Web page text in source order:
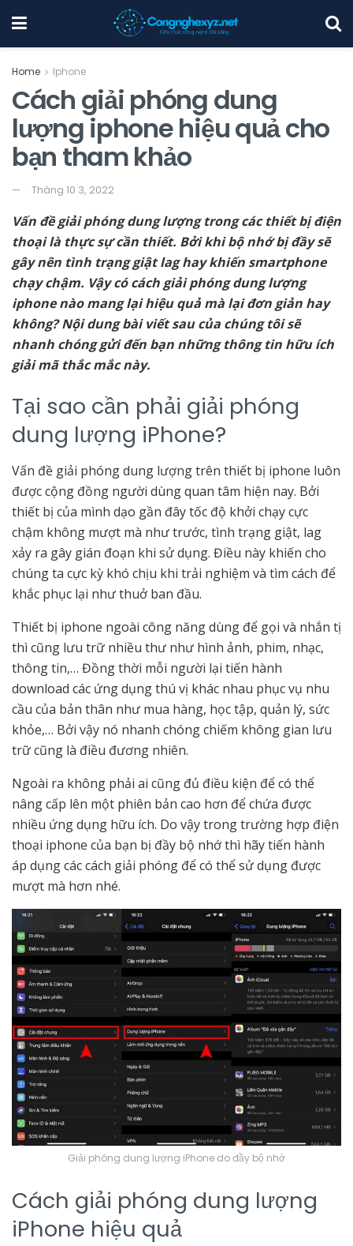
Home Iphone
Cách giải phóng dung
lượng iphone hiệu quả cho
bạn tham khảo
Tháng 10 3, 2022
Vấn đề giải phóng dung lượng trong các thiết bị điện
thoại là thực sự cần thiết. Bởi khi bộ nhớ bị đầy sẽ
gây nên tình trạng giật lag hay khiến smartphone
chạy chậm. Vậy có cách giải phóng dung lượng
iphone nào mang lại hiệu quả mà lại đơn giản hay
không? Nội dung bài viết sau của chúng tôi sẽ
nhanh chóng gửi đến bạn những thông tin hữu ích
giải mã thắc mắc này.
Tại sao cần phải giải phóng
dung lượng iPhone?
Vấn đề giải phóng dung lượng trên thiết bị iphone luôn
được cộng đồng người dùng quan tâm hiện nay. Bởi
thiết bị của mình dạo gần đây tốc độ khởi chạy cực
chậm không mượt mà như trước, tình trạng giật, lag
xảy ra gây gián đoạn khi sử dụng. Điều này khiến cho
chúng ta cực kỳ khó chịu khi trải nghiệm và tìm cách để
khắc phục lại như thuở ban đầu.
Thiết bị iphone ngoài công năng dùng để gọi và nhắn tị
thì cũng lưu trữ nhiều thư như hình ảnh, phim, nhạc,
thông tin,… Đồng thời mỗi người lại tiến hành
download các ứng dụng thú vị khác nhau phục vụ nhu
cầu của bản thân như mua hàng, học tập, quản lý, sức
khỏe,… Bởi vậy nó nhanh chóng chiếm không gian lưu
trữ cũng là điều đương nhiên.
Ngoài ra không phải ai cũng đủ điều kiện để có thể
nâng cấp lên một phiên bản cao hơn để chứa được
nhiều ứng dụng hữu ích. Do vậy trong trường hợp điện
thoại iphone của bạn bị đầy bộ nhớ thì hãy tiến hành
áp dụng các cách giải phóng để có thể sử dụng được
mượt mà hơn nhé.
Giải phóng dung lượng iPhone do đầy bộ nhớ
Cách giải phóng dung lượng
iPhone hiệu quả